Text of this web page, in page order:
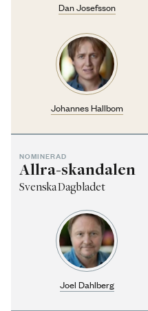
Dan Josefsson
Johannes Hallbom
NOMINERAD
Allra-skandalen
Svenska Dagbladet
Joel Dahlberg